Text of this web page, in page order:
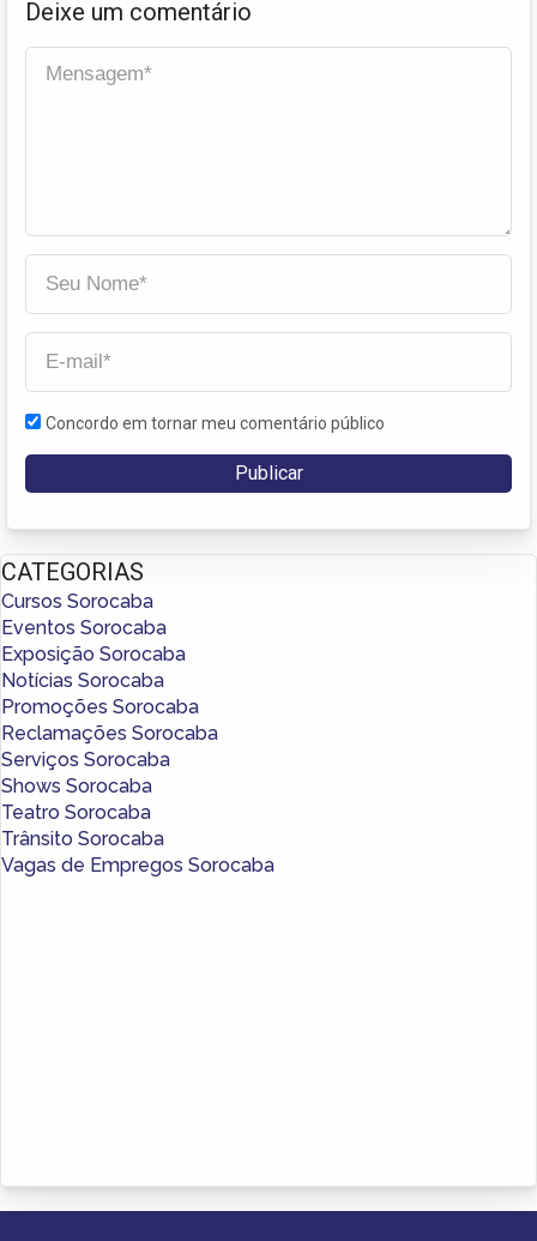
Deixe um comentário
Concordo em tornar meu comentário público
CATEGORIAS
Cursos Sorocaba
Eventos Sorocaba
Exposição Sorocaba
Notícias Sorocaba
Promoções Sorocaba
Reclamações Sorocaba
Serviços Sorocaba
Shows Sorocaba
Teatro Sorocaba
Trânsito Sorocaba
Vagas de Empregos Sorocaba